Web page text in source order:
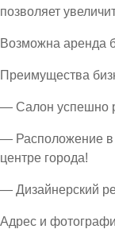
позволяет
Возможна аренда
Преимущества
— Салон успешно
— Расположение в
центре города!
— Дизайнерский
Адрес и